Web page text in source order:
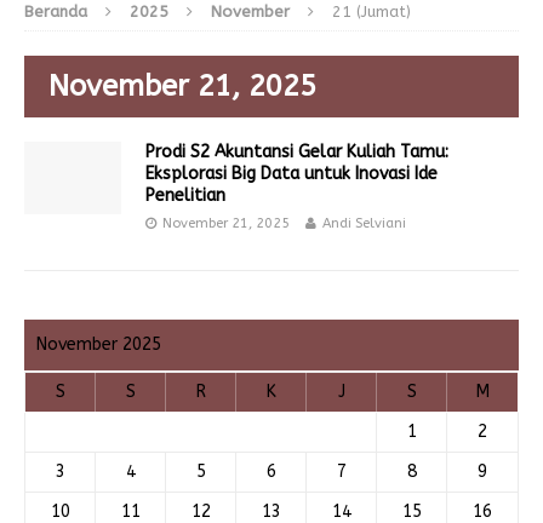
Beranda 2025 November 21 (Jumat)
November 21, 2025
Prodi S2 Akuntansi Gelar Kuliah Tamu:
Eksplorasi Big Data untuk Inovasi Ide
Penelitian
November 21, 2025 Andi Selviani
November 2025
S S R K J S
M
1
2
3
4 5 6 7 8
9
10
11 12 13 14 15
16